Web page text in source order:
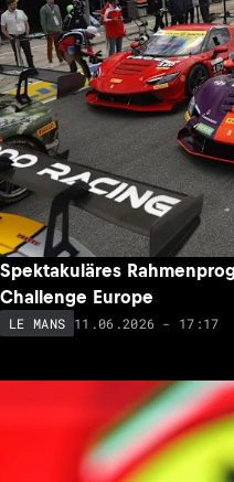
Spektakuläres
Challenge Europe
LE MANS 11.06.2026 - 17:17